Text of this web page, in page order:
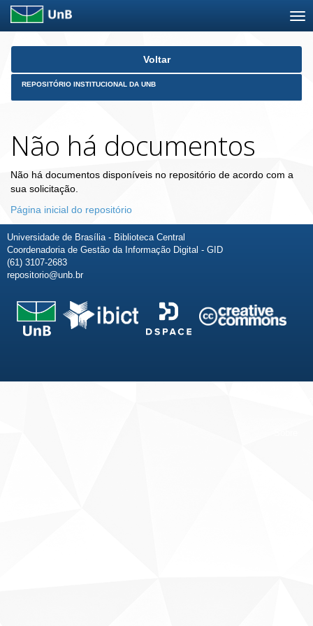
Skip
Voltar
REPOSITÓRIO INSTITUCIONAL DA UNB
Não há documentos
Não há documentos disponíveis no repositório de acordo com a
sua solicitação.
Página inicial do repositório
Universidade de Brasília - Biblioteca Central
Coordenadoria de Gestão da Informação Digital - GID
(61) 3107-2683
repositorio@unb.br